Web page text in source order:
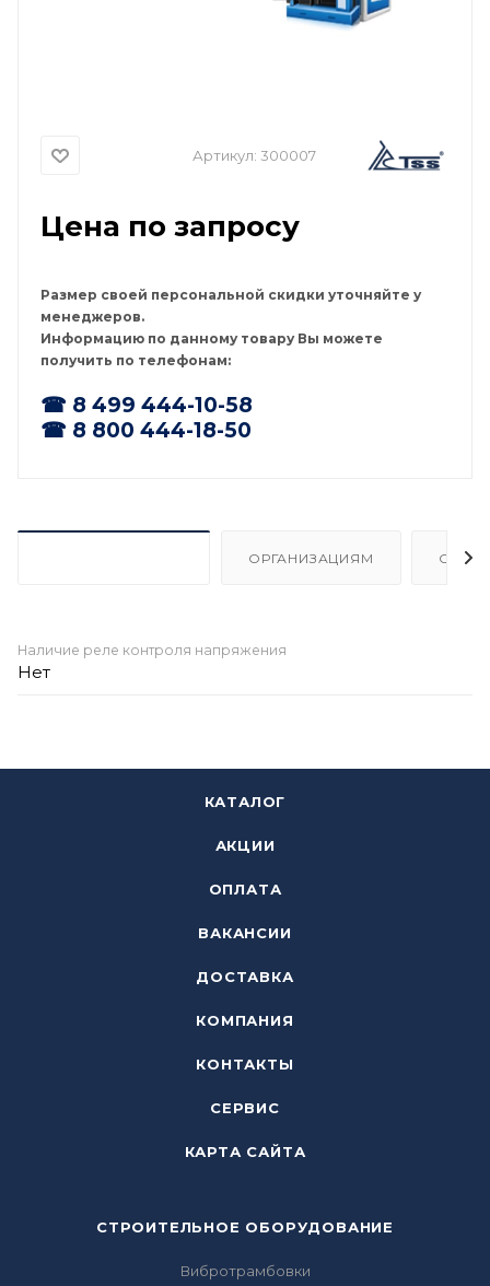
Артикул: 300007
Цена по запросу
Размер своей персональной скидки уточняйте у
менеджеров.
Информацию по данному товару Вы можете
получить по телефонам:
☎ 8 499 444-10-58
☎ 8 800 444-18-50
ОРГАНИЗАЦИЯМ
Наличие реле контроля напряжения
Нет
КАТАЛОГ
АКЦИИ
ОПЛАТА
ВАКАНСИИ
ДОСТАВКА
КОМПАНИЯ
КОНТАКТЫ
СЕРВИС
КАРТА САЙТА
СТРОИТЕЛЬНОЕ ОБОРУДОВАНИЕ
Вибротрамбовки